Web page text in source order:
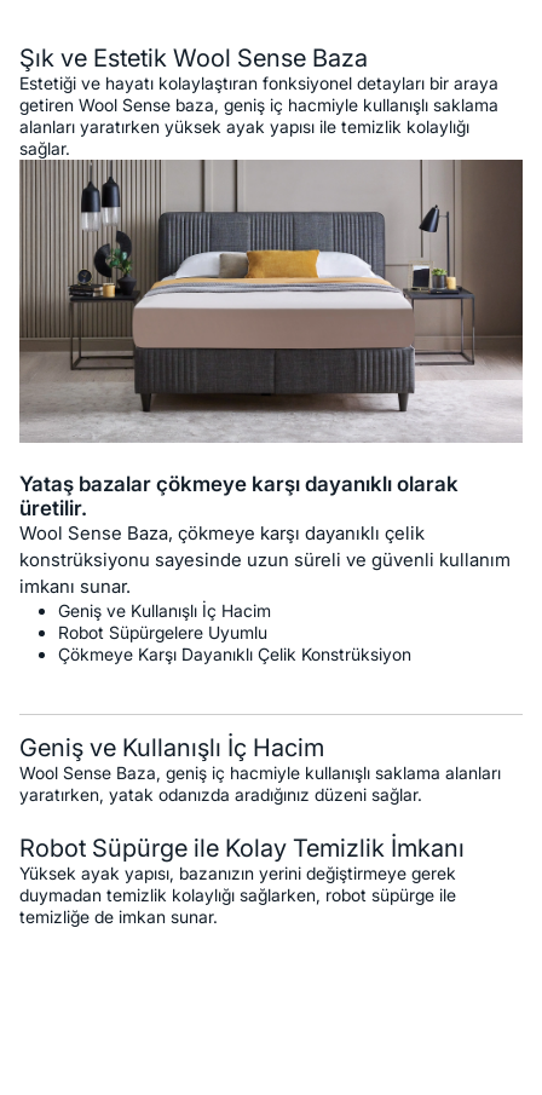
Şık ve Estetik Wool Sense Baza
Estetiği ve hayatı kolaylaştıran fonksiyonel detayları bir araya
getiren Wool Sense baza, geniş iç hacmiyle kullanışlı saklama
alanları yaratırken yüksek ayak yapısı ile temizlik kolaylığı
sağlar.
Yataş bazalar çökmeye karşı dayanıklı olarak
üretilir.
Wool Sense Baza, çökmeye karşı dayanıklı çelik
konstrüksiyonu sayesinde uzun süreli ve güvenli kullanım
imkanı sunar.
Geniş ve Kullanışlı İç Hacim
Robot Süpürgelere Uyumlu
Çökmeye Karşı Dayanıklı Çelik Konstrüksiyon
Geniş ve Kullanışlı İç Hacim
Wool Sense Baza, geniş iç hacmiyle kullanışlı saklama alanları
yaratırken, yatak odanızda aradığınız düzeni sağlar.
Robot Süpürge ile Kolay Temizlik İmkanı
Yüksek ayak yapısı, bazanızın yerini değiştirmeye gerek
duymadan temizlik kolaylığı sağlarken, robot süpürge ile
temizliğe de imkan sunar.